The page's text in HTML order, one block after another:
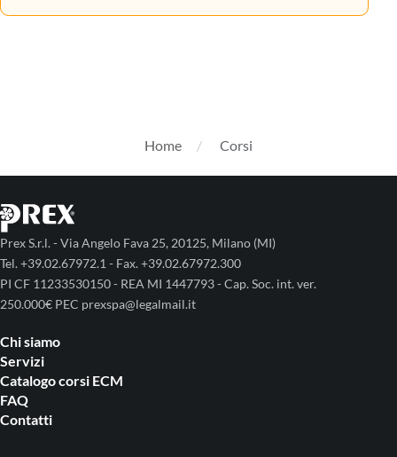
Home Corsi
Prex S.r.l. - Via Angelo Fava 25, 20125, Milano (MI)
Tel. +39.02.67972.1 - Fax. +39.02.67972.300
PI CF 11233530150 - REA MI 1447793 - Cap. Soc. int. ver.
250.000€ PEC prexspa@legalmail.it
Chi siamo
Servizi
Catalogo corsi ECM
FAQ
Contatti